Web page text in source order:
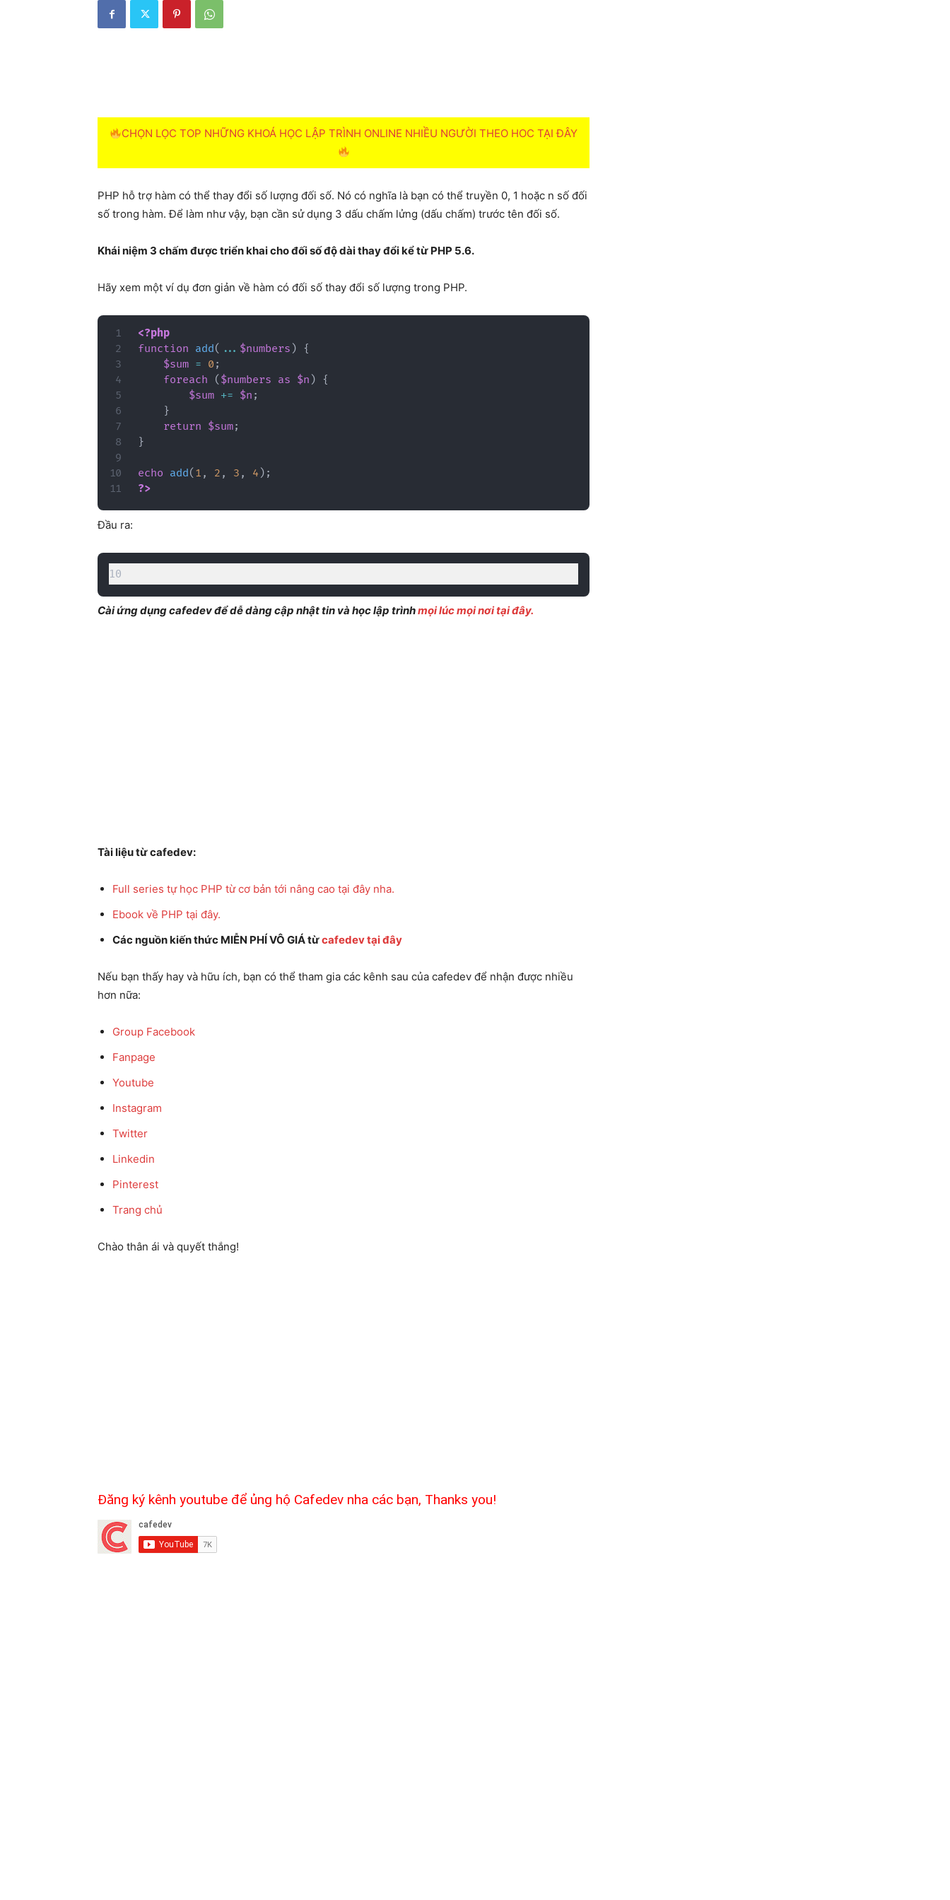
CHỌN LỌC TOP NHỮNG KHOÁ HỌC LẬP TRÌNH ONLINE NHIỀU NGƯỜI THEO HOC TẠI ĐÂY
PHP hỗ trợ hàm có thể thay đổi số lượng đối số. Nó có nghĩa là bạn có thể truyền 0, 1 hoặc n số đối
số trong hàm. Để làm như vậy, bạn cần sử dụng 3 dấu chấm lửng (dấu chấm) trước tên đối số.
Khái niệm 3 chấm được triển khai cho đối số độ dài thay đổi kể từ PHP 5.6.
Hãy xem một ví dụ đơn giản về hàm có đối số thay đổi số lượng trong PHP.
<?php
function add( ... $numbers ) {
$sum = 0 ;
foreach
( $numbers as $n ) {
$sum += $n ;
}
return $sum;
}
echo add( 1 , 2 , 3 , 4 ) ;
?>
Đầu ra:
10
Cài ứng dụng cafedev để dễ dàng cập nhật tin và học lập trìnhmọi lúc mọi nơi tại đây.
Tài liệu từ cafedev:
Full series tự học PHP từ cơ bản tới nâng cao tại đây nha.
Ebook về PHP tại đây.
Các nguồn kiến thức MIỄN PHÍ VÔ GIÁ từcafedev tại đây
Nếu bạn thấy hay và hữu ích, bạn có thể tham gia các kênh sau của cafedev để nhận được nhiều
hơn nữa:
Group Facebook
Fanpage
Youtube
Instagram
Twitter
Linkedin
Pinterest
Trang chủ
Chào thân ái và quyết thắng!
Đăng ký kênh youtube để ủng hộ Cafedev nha các bạn, Thanks you!